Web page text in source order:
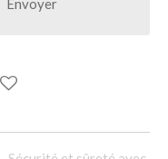
Envoyer